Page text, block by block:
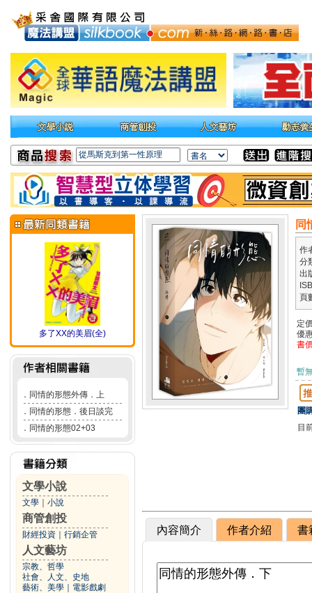
多了XX的美眉(全)
． 同情的形態外傳．上
． 同情的形態．後日談完
． 同情的形態02+03
文學小說
文學 小說
商管創投
財經投資 行銷企管
人文藝坊
宗教、哲學
社會、人文、史地
藝術、美學
電影戲劇
同
作
分
出
頁
定
優
書
暫
團
目
內容簡介 作者介紹 書